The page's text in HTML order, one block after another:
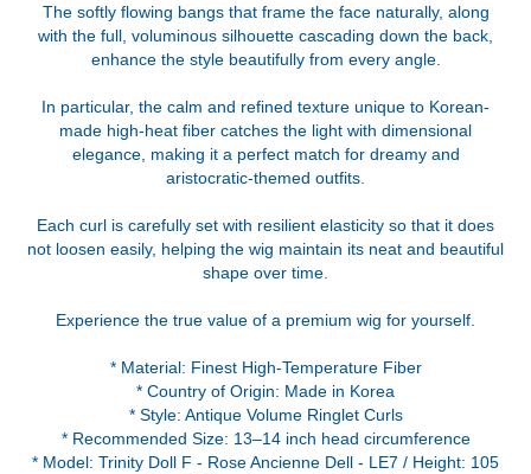
The softly flowing bangs that frame the face naturally, along
with the full, voluminous silhouette cascading down the back,
enhance the style beautifully from every angle.
In particular, the calm and refined texture unique to Korean-
made high-heat fiber catches the light with dimensional
elegance, making it a perfect match for dreamy and
aristocratic-themed outfits.
Each curl is carefully set with resilient elasticity so that it does
not loosen easily, helping the wig maintain its neat and beautiful
shape over time.
Experience the true value of a premium wig for yourself.
* Material: Finest High-Temperature Fiber
* Country of Origin: Made in Korea
* Style: Antique Volume Ringlet Curls
* Recommended Size: 13–14 inch head circumference
* Model: Trinity Doll F - Rose Ancienne Dell - LE7 / Height: 105